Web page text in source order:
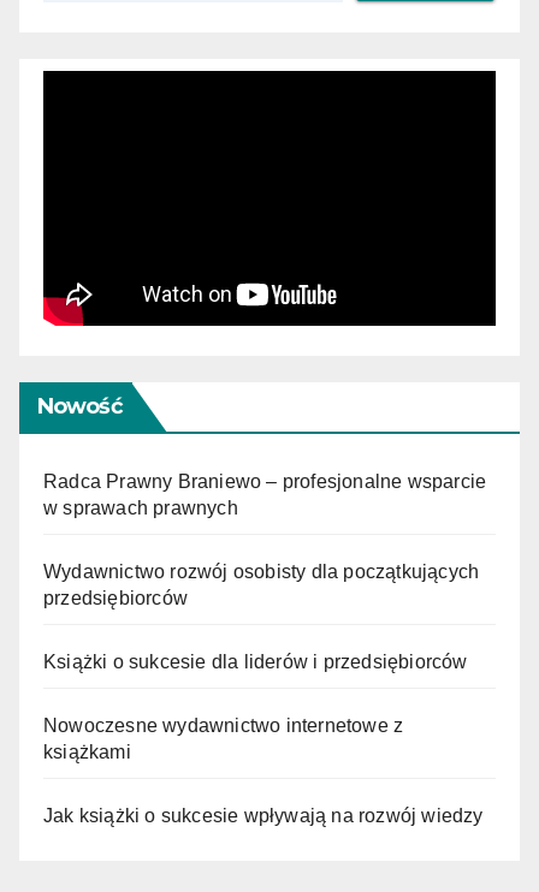
Nowość
Radca Prawny Braniewo – profesjonalne wsparcie
w sprawach prawnych
Wydawnictwo rozwój osobisty dla początkujących
przedsiębiorców
Książki o sukcesie dla liderów i przedsiębiorców
Nowoczesne wydawnictwo internetowe z
książkami
Jak książki o sukcesie wpływają na rozwój wiedzy